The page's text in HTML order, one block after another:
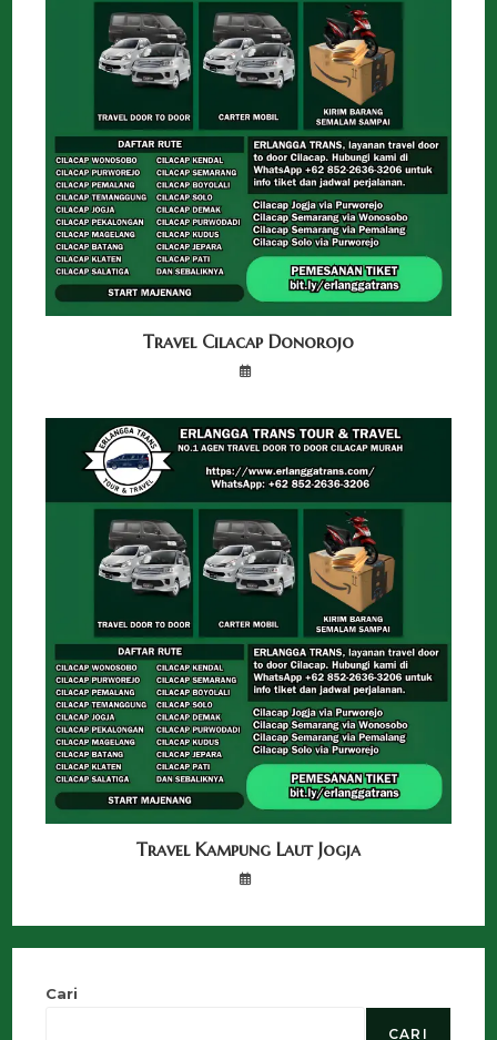
Travel Cilacap Donorojo
Travel Kampung Laut Jogja
Cari
CARI